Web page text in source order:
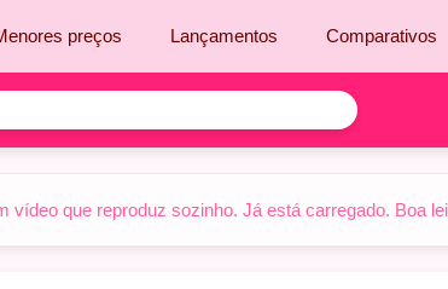
preços Lançamentos Comparativos
que reproduz sozinho. Já está carregado. Boa